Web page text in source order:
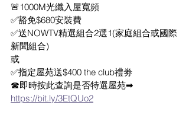
🚨1000M光纖入屋寬頻
✅豁免$680安裝費
✅送NOWTV精選組合2選1(家庭組合或國際
新聞組合)
或
✅指定屋苑送$400 the club禮劵
☎即時按此查詢是否特選屋苑➡
https://bit.ly/3EtQUo2